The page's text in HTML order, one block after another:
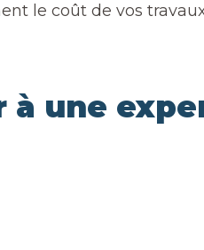
le coût de vos
à une